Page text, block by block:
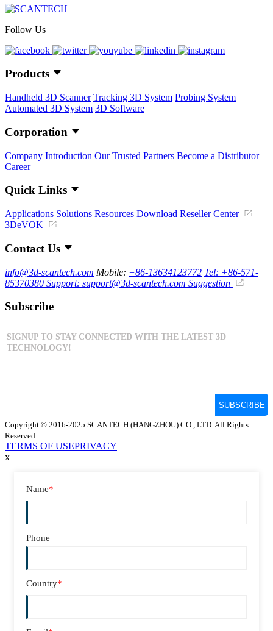
Follow Us
Products
Handheld 3D Scanner Tracking 3D System Probing System
Automated 3D System 3D Software
Corporation
Company Introduction Our Trusted Partners Become a Distributor
Career
Quick Links
Applications Solutions Resources Download Reseller Center
3DeVOK
Contact Us
info@3d-scantech.com Mobile: +86-13634123772 Tel: +86-571-
85370380 Support: support@3d-scantech.com Suggestion
Subscribe
Copyright © 2016-2025 SCANTECH (HANGZHOU) CO., LTD. All Rights
Reserved
TERMS OF USEPRIVACY
x
Name*
Phone
Country*